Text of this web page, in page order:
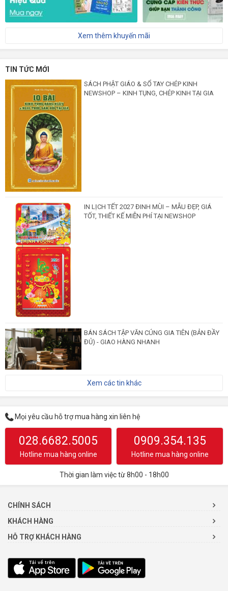
Xem thêm khuyến mãi
TIN TỨC MỚI
SÁCH PHẬT GIÁO & SỔ TAY CHÉP KINH
NEWSHOP – KINH TỤNG, CHÉP KINH TẠI GIA
IN LỊCH TẾT 2027 ĐINH MÙI – MẪU ĐẸP, GIÁ
TỐT, THIẾT KẾ MIỄN PHÍ TẠI NEWSHOP
BÁN SÁCH TẬP VĂN CÚNG GIA TIÊN (BẢN ĐẦY
ĐỦ) - GIAO HÀNG NHANH
Xem các tin khác
Mọi yêu cầu hỗ trợ mua hàng xin liên hệ
028.6682.5005
Hotline mua hàng online
0909.354.135
Hotline mua hàng online
Thời gian làm việc từ 8h00 - 18h00
CHÍNH SÁCH
KHÁCH HÀNG
HỖ TRỢ KHÁCH HÀNG